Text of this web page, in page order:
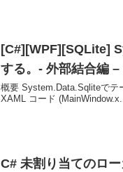
[C#][WPF][SQLite]
する。- 外部結合編 –
概要 System.Data.Sqliteでテ
XAML コード
C# 未割り当てのロー